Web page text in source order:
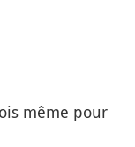
même pour